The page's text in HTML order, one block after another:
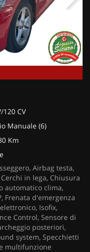
120 CV
Manuale (6)
Km
Airbag testa,
in lega, Chiusura
automatico clima,
Frenata d'emergenza
Isofix,
Control, Sensore di
posteriori,
system, Specchietti
multifunzione